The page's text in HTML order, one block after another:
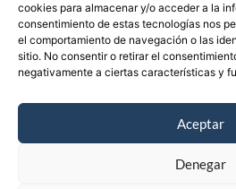
cookies para almacenar y/o acceder a la
consentimiento de estas tecnologías nos
el comportamiento de navegación o las
sitio. No consentir o retirar el
negativamente a ciertas características y
Aceptar
Denegar